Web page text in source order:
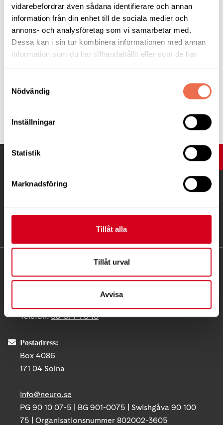
vidarebefordrar även sådana identifierare och annan
information från din enhet till de sociala medier och
annons- och analysföretag som vi samarbetar med.
Dessa kan i sin tur kombinera informationen med annan
information som du har tillhandahållit eller som de har
samlat in när du har använt deras tjänster.
Nödvändig
Inställningar
Statistik
Marknadsföring
Tillåt alla
Tillåt urval
Avvisa
Läs mer om Postkodlotteriet
UPP
Telefon:08-677 70 10
Postadress:
Box 4086
171 04 Solna
info@neuro.se
PG 90 10 07-5 | BG 901-0075 | Swishgåva 90 100
75 | Organisationsnummer 802002-3605